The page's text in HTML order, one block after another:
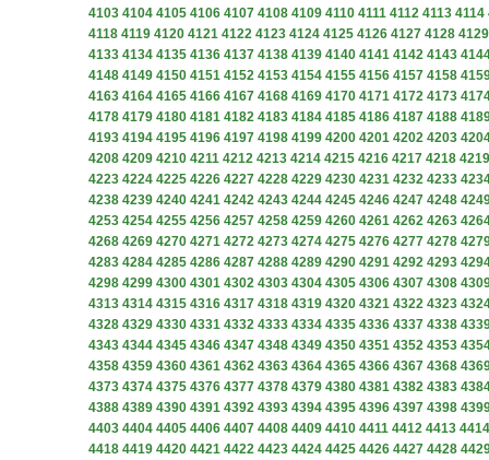
4103 4104 4105 4106 4107 4108 4109 4110 4111 4112 4113 4114
4118 4119 4120 4121 4122 4123 4124 4125 4126 4127 4128 4129
4133 4134 4135 4136 4137 4138 4139 4140 4141 4142 4143
4148 4149 4150 4151 4152 4153 4154 4155 4156 4157 4158
4163 4164 4165 4166 4167 4168 4169 4170 4171 4172 4173
4178 4179 4180 4181 4182 4183 4184 4185 4186 4187 4188
4193 4194 4195 4196 4197 4198 4199 4200 4201 4202 4203
4208 4209 4210 4211 4212 4213 4214 4215 4216 4217 4218 4219
4223 4224 4225 4226 4227 4228 4229 4230 4231 4232 4233
4238 4239 4240 4241 4242 4243 4244 4245 4246 4247 4248
4253 4254 4255 4256 4257 4258 4259 4260 4261 4262 4263
4268 4269 4270 4271 4272 4273 4274 4275 4276 4277 4278
4283 4284 4285 4286 4287 4288 4289 4290 4291 4292 4293
4298 4299 4300 4301 4302 4303 4304 4305 4306 4307 4308
4313 4314 4315 4316 4317 4318 4319 4320 4321 4322 4323
4328 4329 4330 4331 4332 4333 4334 4335 4336 4337 4338
4343 4344 4345 4346 4347 4348 4349 4350 4351 4352 4353
4358 4359 4360 4361 4362 4363 4364 4365 4366 4367 4368
4373 4374 4375 4376 4377 4378 4379 4380 4381 4382 4383
4388 4389 4390 4391 4392 4393 4394 4395 4396 4397 4398
4403 4404 4405 4406 4407 4408 4409 4410 4411 4412 4413 4414
4418 4419 4420 4421 4422 4423 4424 4425 4426 4427 4428